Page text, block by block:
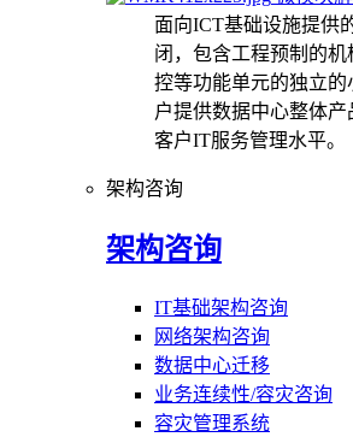
面向ICT基础设施提供
闭，包含工程预制的
控等功能单元的独立
户提供数据中心整体
客户IT服务管理水平。
架构咨询
架构咨询
IT基础架构咨询
网络架构咨询
数据中心迁移
业务连续性/容灾咨询
容灾管理系统